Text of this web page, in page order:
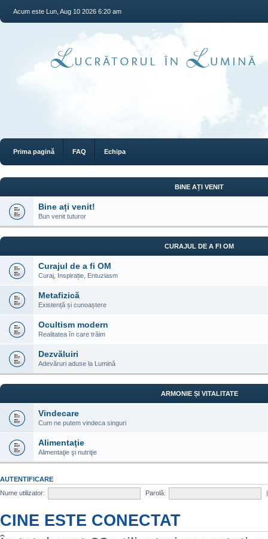
Acum este Lun, Aug 10 2026 6:20 am
Prima pagină FAQ Echipa
BINE AȚI VENIT
Bine ați venit!
Bun venit tuturor
CURAJUL DE A FI OM
Curajul de a fi OM
Curaj, Inspirație, Entuziasm
Metafizică
Existență și cunoaștere
Ocultism modern
Realitatea în care trăim
Dezvăluiri
Adevăruri aduse la Lumină
ARMONIE ȘI VITALITATE
Vindecare
Cum ne putem vindeca singuri
Alimentaţie
Alimentaţie şi nutriţie
AUTENTIFICARE
Nume utilizator:
Parolă:
CINE ESTE CONECTAT